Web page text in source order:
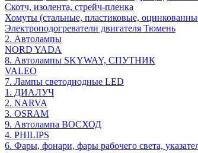
Скотч, изолента, стрейч-пленка
Хомуты (стальные, пластиковые,
Электроподогреватели двигателя Тюмень
2. Автолампы
NORD YADA
8. Автолампы SKYWAY, СПУТНИК
VALEO
7. Лампы светодиодные LED
1. ДИАЛУЧ
2. NARVA
3. OSRAM
9. Автолампа ВОСХОД
4. PHILIPS
6. Фары, фонари, фары рабочего света,